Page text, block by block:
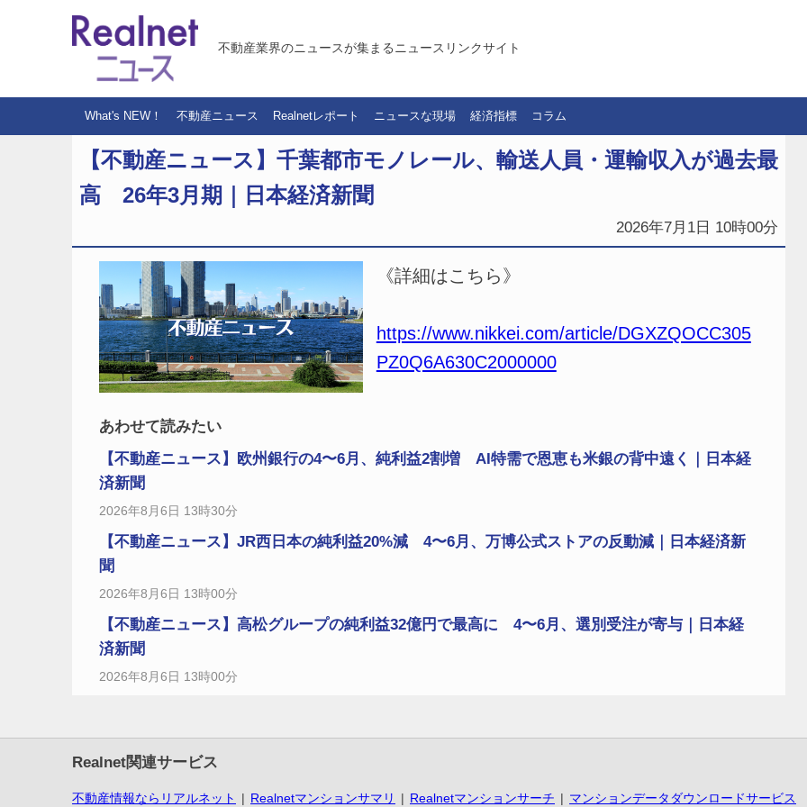
不動産業界のニュースが集まるニュースリンクサイト
What's NEW！ 不動産ニュース Realnetレポート ニュースな現場 経済指標 コラム
【不動産ニュース】千葉都市モノレール、輸送人員・運輸収入が過去最
高 26年3月期｜日本経済新聞
2026年7月1日 10時00分
《詳細はこちら》
https://www.nikkei.com/article/DGXZQOCC305
PZ0Q6A630C2000000
あわせて読みたい
【不動産ニュース】欧州銀行の4〜6月、純利益2割増 AI特需で恩恵も米銀の背中遠く｜日本経
済新聞
2026年8月6日 13時30分
【不動産ニュース】JR西日本の純利益20%減 4〜6月、万博公式ストアの反動減｜日本経済新
聞
2026年8月6日 13時00分
【不動産ニュース】高松グループの純利益32億円で最高に 4〜6月、選別受注が寄与｜日本経
済新聞
2026年8月6日 13時00分
Realnet関連サービス
不動産情報ならリアルネット Realnetマンションサマリ Realnetマンションサーチ マンションデータダウンロードサービス